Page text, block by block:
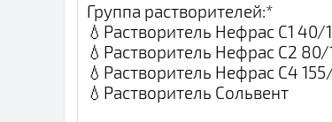
Группа растворителей:*
💧Растворитель Нефрас С1 40/
💧Растворитель Нефрас С2 80/
💧Растворитель Нефрас С4
💧Растворитель Сольвент